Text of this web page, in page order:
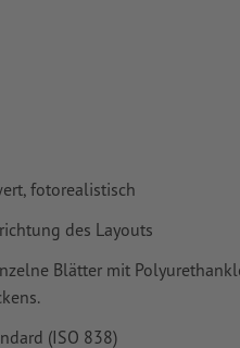
Papiere,
fotorealistisch
des Layouts
Blätter mit
(ISO 838)